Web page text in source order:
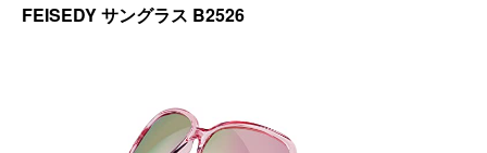
FEISEDY サングラス B2526